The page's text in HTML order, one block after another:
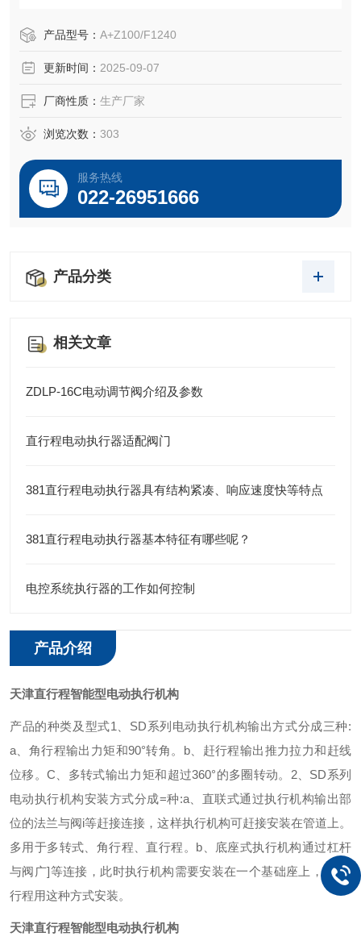
产品型号： A+Z100/F1240
更新时间： 2025-09-07
厂商性质： 生产厂家
浏览次数： 303
服务热线
022-26951666
产品分类
相关文章
ZDLP-16C电动调节阀介绍及参数
直行程电动执行器适配阀门
381直行程电动执行器具有结构紧凑、响应速度快等特点
381直行程电动执行器基本特征有哪些呢？
电控系统执行器的工作如何控制
产品介绍
天津直行程智能型电动执行机构
产品的种类及型式1、SD系列电动执行机构输出方式分成三种:
a、角行程输出力矩和90°转角。 b、赶行程输出推力拉力和赶线
位移。C、多转式输出力矩和超过360°的多圈转动。 2、SD系列
电动执行机构安装方式分成=种:a、直联式通过执行机构输出部
位的法兰与阀i等赶接连接，这样执行机构可赶接安装在管道上。
多用于多转式、角行程、直行程。 b、底座式执行机构通过杠杆
与阀广]等连接，此时执行机构需要安装在一个基础座上， 仅角
行程用这种方式安装。
天津直行程智能型电动执行机构